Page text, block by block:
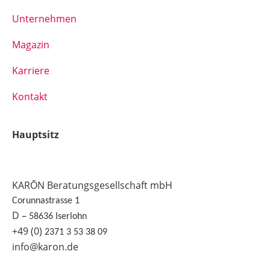
Unternehmen
Magazin
Karriere
Kontakt
Hauptsitz
KARŌN Beratungsgesellschaft mbH
Corunnastrasse 1
D – 58636 Iserlohn
+49 (0) 2371 3 53 38 09
info@karon.de